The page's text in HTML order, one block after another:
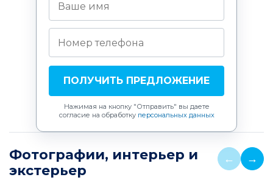
ПОЛУЧИТЬ ПРЕДЛОЖЕНИЕ
Нажимая на кнопку "Отправить" вы даете
согласие на обработку персональных данных
Фотографии, интерьер и
экстерьер
← →